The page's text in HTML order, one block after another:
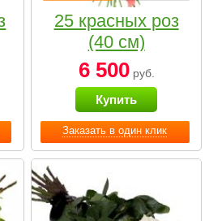
Заказать в один клик
25 красных роз
(40 см)
6 500руб.
Купить